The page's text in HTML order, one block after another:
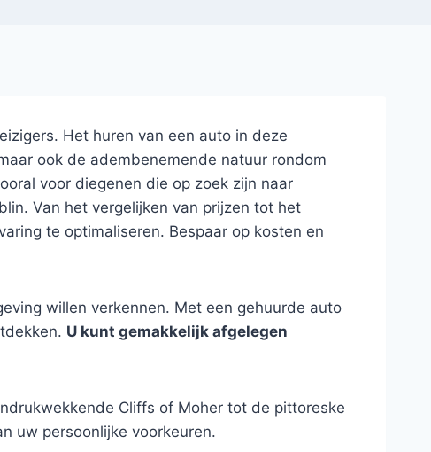
Het huren van een auto in deze
ook de adembenemende natuur rondom
voor diegenen die op zoek zijn naar
Van het vergelijken van prijzen tot het
te optimaliseren. Bespaar op kosten en
willen verkennen. Met een gehuurde auto
U kunt gemakkelijk afgelegen
Cliffs of Moher tot de pittoreske
uw persoonlijke voorkeuren.